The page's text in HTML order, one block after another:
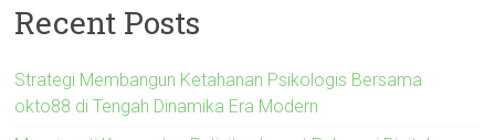
Recent Posts
Strategi Membangun Ketahanan Psikologis Bersama
okto88 di Tengah Dinamika Era Modern